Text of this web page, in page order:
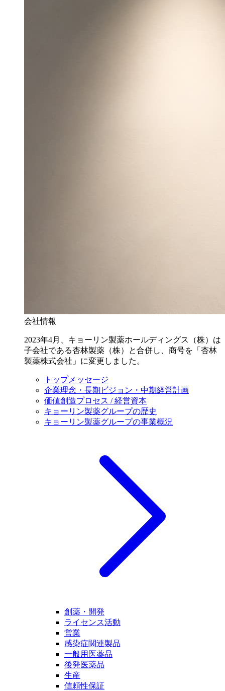
会社情報
2023年4月、キョーリン製薬ホールディングス（株）は
子会社である杏林製薬（株）と合併し、商号を「杏林
製薬株式会社」に変更しました。
トップメッセージ
企業理念・長期ビジョン・中期経営計画
価値創造プロセス / 経営資本
キョーリン製薬グループの歴史
キョーリン製薬グループの事業概況
創薬・開発
ライセンス活動
営業
感染症関連製品
一般用医薬品
後発医薬品
生産
信頼性保証